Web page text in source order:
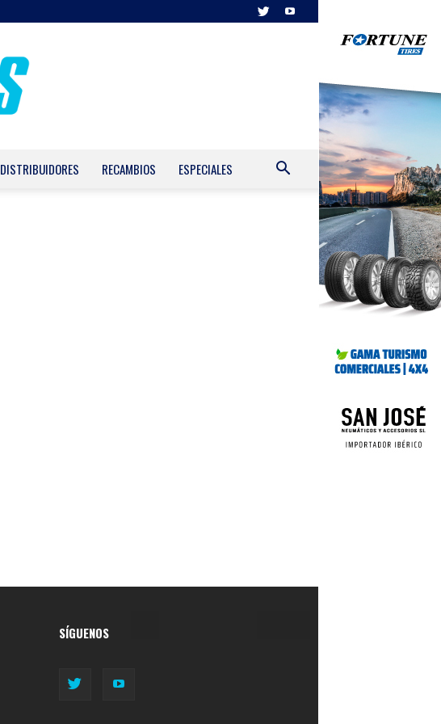
DISTRIBUIDORES RECAMBIOS ESPECIALES
SÍGUENOS